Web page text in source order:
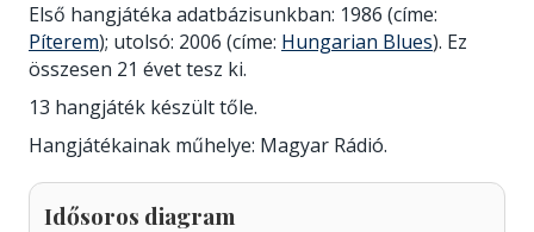
Első hangjátéka adatbázisunkban: 1986 (címe:
Píterem); utolsó: 2006 (címe: Hungarian Blues). Ez
összesen 21 évet tesz ki.
13 hangjáték készült tőle.
Hangjátékainak műhelye: Magyar Rádió.
Idősoros diagram